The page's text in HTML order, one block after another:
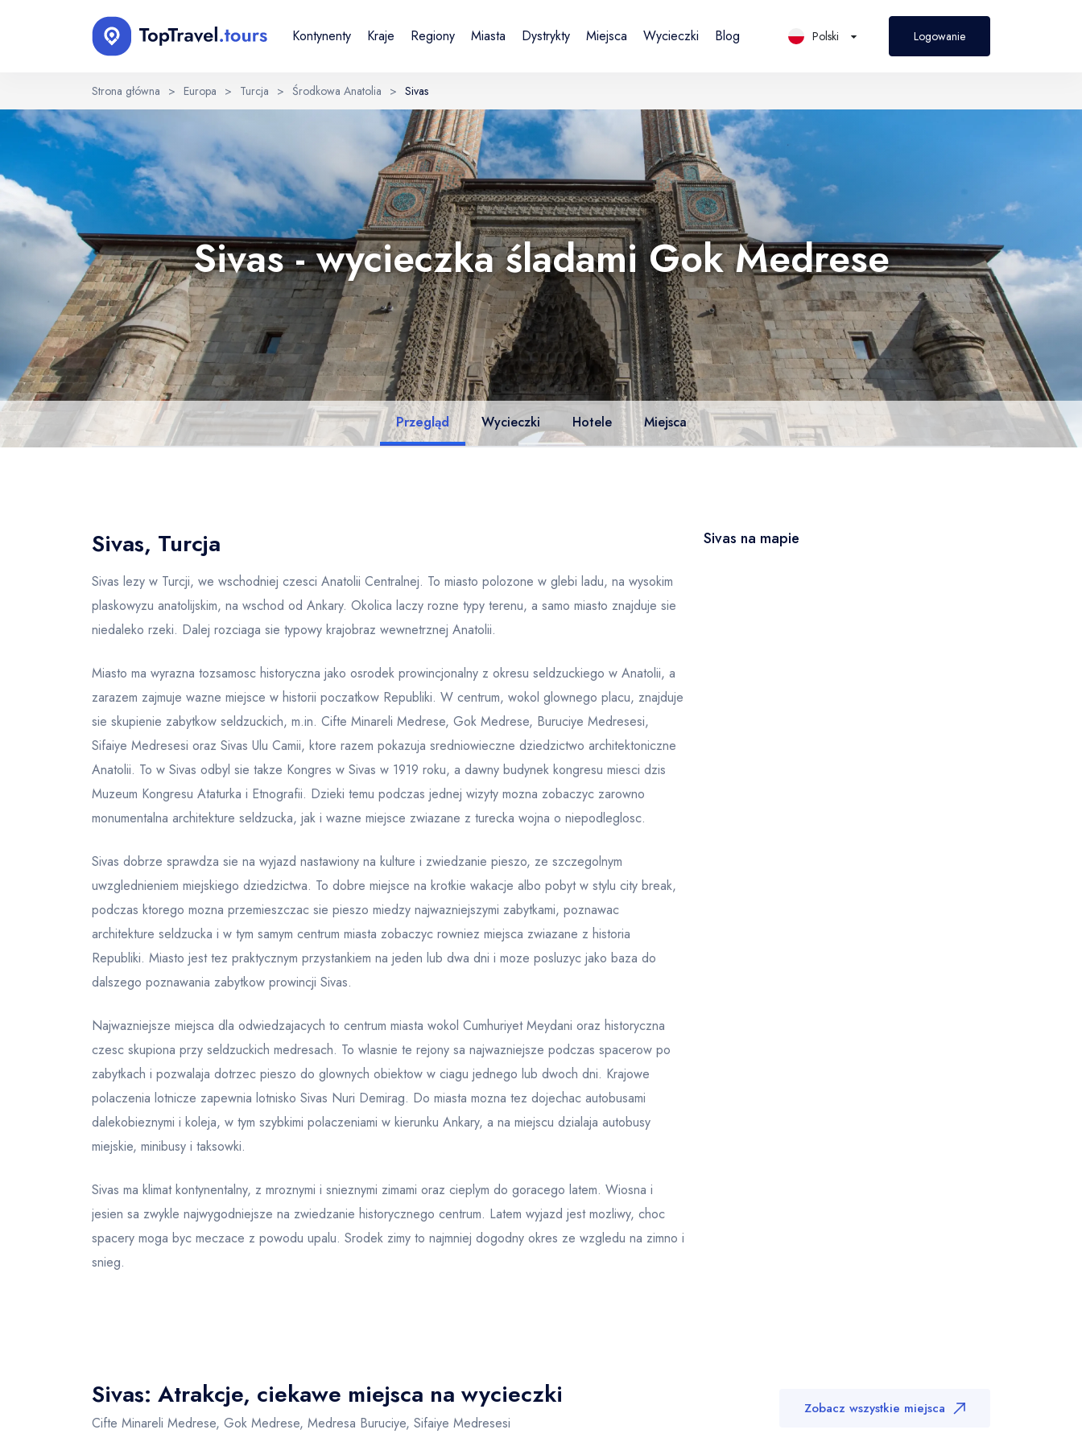
Kontynenty Kraje Regiony Miasta Dystrykty Miejsca Wycieczki Blog Polski Logowanie
Strona główna > Europa > Turcja > Środkowa Anatolia > Sivas
Sivas - wycieczka śladami Gok Medrese
Przegląd Wycieczki Hotele Miejsca
Sivas, Turcja
Sivas lezy w Turcji, we wschodniej czesci Anatolii Centralnej. To miasto polozone w glebi ladu, na wysokim
plaskowyzu anatolijskim, na wschod od Ankary. Okolica laczy rozne typy terenu, a samo miasto znajduje sie
niedaleko rzeki. Dalej rozciaga sie typowy krajobraz wewnetrznej Anatolii.
Miasto ma wyrazna tozsamosc historyczna jako osrodek prowincjonalny z okresu seldzuckiego w Anatolii, a
zarazem zajmuje wazne miejsce w historii poczatkow Republiki. W centrum, wokol glownego placu, znajduje
sie skupienie zabytkow seldzuckich, m.in. Cifte Minareli Medrese, Gok Medrese, Buruciye Medresesi,
Sifaiye Medresesi oraz Sivas Ulu Camii, ktore razem pokazuja sredniowieczne dziedzictwo architektoniczne
Anatolii. To w Sivas odbyl sie takze Kongres w Sivas w 1919 roku, a dawny budynek kongresu miesci dzis
Muzeum Kongresu Ataturka i Etnografii. Dzieki temu podczas jednej wizyty mozna zobaczyc zarowno
monumentalna architekture seldzucka, jak i wazne miejsce zwiazane z turecka wojna o niepodleglosc.
Sivas dobrze sprawdza sie na wyjazd nastawiony na kulture i zwiedzanie pieszo, ze szczegolnym
uwzglednieniem miejskiego dziedzictwa. To dobre miejsce na krotkie wakacje albo pobyt w stylu city break,
podczas ktorego mozna przemieszczac sie pieszo miedzy najwazniejszymi zabytkami, poznawac
architekture seldzucka i w tym samym centrum miasta zobaczyc rowniez miejsca zwiazane z historia
Republiki. Miasto jest tez praktycznym przystankiem na jeden lub dwa dni i moze posluzyc jako baza do
dalszego poznawania zabytkow prowincji Sivas.
Najwazniejsze miejsca dla odwiedzajacych to centrum miasta wokol Cumhuriyet Meydani oraz historyczna
czesc skupiona przy seldzuckich medresach. To wlasnie te rejony sa najwazniejsze podczas spacerow po
zabytkach i pozwalaja dotrzec pieszo do glownych obiektow w ciagu jednego lub dwoch dni. Krajowe
polaczenia lotnicze zapewnia lotnisko Sivas Nuri Demirag. Do miasta mozna tez dojechac autobusami
dalekobieznymi i koleja, w tym szybkimi polaczeniami w kierunku Ankary, a na miejscu dzialaja autobusy
miejskie, minibusy i taksowki.
Sivas ma klimat kontynentalny, z mroznymi i snieznymi zimami oraz cieplym do goracego latem. Wiosna i
jesien sa zwykle najwygodniejsze na zwiedzanie historycznego centrum. Latem wyjazd jest mozliwy, choc
spacery moga byc meczace z powodu upalu. Srodek zimy to najmniej dogodny okres ze wzgledu na zimno i
snieg.
Sivas na mapie
Sivas: Atrakcje, ciekawe miejsca na wycieczki
Cifte Minareli Medrese, Gok Medrese, Medresa Buruciye, Sifaiye Medresesi
Zobacz wszystkie miejsca
Wybierz język
EN
English
RU
Русский
UK
Українська
DE
Deutsch
PL
Sign in or create account
Zakładając konto, akceptujesz Regulamin i Politykę prywatności.
E-mail
Continue with email